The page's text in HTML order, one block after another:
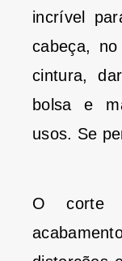
incrível
cabeça,
cintura,
bolsa e
usos. Se
O corte